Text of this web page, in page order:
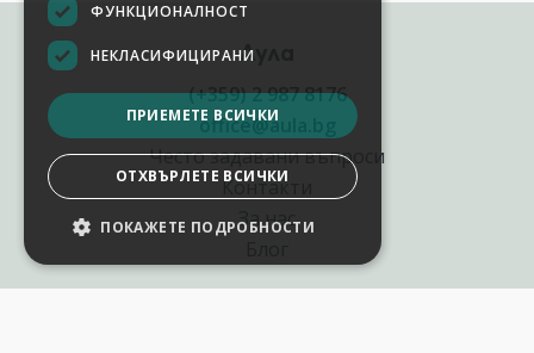
Аула
(+359) 2 987 8176
office@aula.bg
Често задавани въпроси
Контакти
За нас
ФУНКЦИОНАЛНОСТ
НЕКЛАСИФИЦИРАНИ
ПРИЕМЕТЕ ВСИЧКИ
ОТХВЪРЛЕТЕ ВСИЧКИ
ПОКАЖЕТЕ ПОДРОБНОСТИ